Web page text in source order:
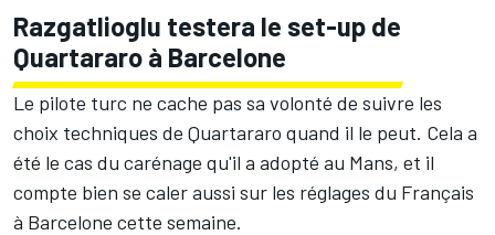
Razgatlioglu testera le set-up de
Quartararo à Barcelone
Le pilote turc ne cache pas sa volonté de suivre les
choix techniques de Quartararo quand il le peut. Cela a
été le cas du carénage qu'il a adopté au Mans, et il
compte bien se caler aussi sur les réglages du Français
à Barcelone cette semaine.